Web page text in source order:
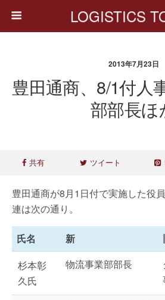
LOGISTICS
2013年7月23日
豊田通商、8/1付人
部部長ほ
共有 ツイート
豊田通商が8月1日付で実施した役
連は次の通り。
氏名 新
杉本彰
久氏
物流事業部部長